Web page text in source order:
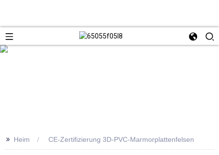
>> Heim CE-Zertifizierung 3D-PVC-Marmorplattenfelsen